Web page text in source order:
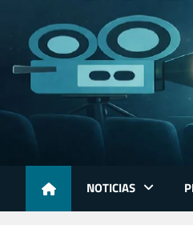
content
NOTICIAS